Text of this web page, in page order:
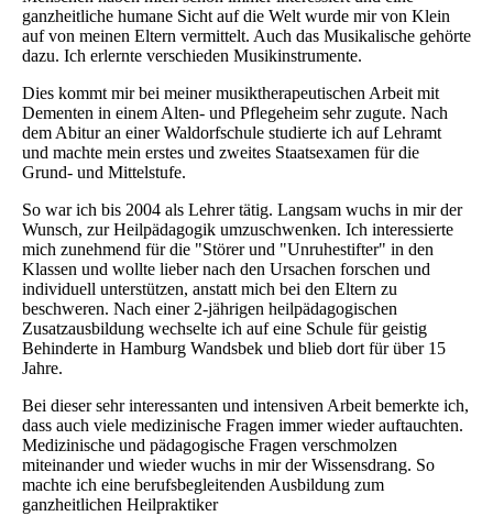
ganzheitliche humane Sicht auf die Welt wurde mir von Klein
auf von meinen Eltern vermittelt. Auch das Musikalische gehörte
dazu. Ich erlernte verschieden Musikinstrumente.
Dies kommt mir bei meiner musiktherapeutischen Arbeit mit
Dementen in einem Alten- und Pflegeheim sehr zugute. Nach
dem Abitur an einer Waldorfschule studierte ich auf Lehramt
und machte mein erstes und zweites Staatsexamen für die
Grund- und Mittelstufe.
So war ich bis 2004 als Lehrer tätig. Langsam wuchs in mir der
Wunsch, zur Heilpädagogik umzuschwenken. Ich interessierte
mich zunehmend für die "Störer und "Unruhestifter" in den
Klassen und wollte lieber nach den Ursachen forschen und
individuell unterstützen, anstatt mich bei den Eltern zu
beschweren. Nach einer 2-jährigen heilpädagogischen
Zusatzausbildung wechselte ich auf eine Schule für geistig
Behinderte in Hamburg Wandsbek und blieb dort für über 15
Jahre.
Bei dieser sehr interessanten und intensiven Arbeit bemerkte ich,
dass auch viele medizinische Fragen immer wieder auftauchten.
Medizinische und pädagogische Fragen verschmolzen
miteinander und wieder wuchs in mir der Wissensdrang. So
machte ich eine berufsbegleitenden Ausbildung zum
ganzheitlichen Heilpraktiker